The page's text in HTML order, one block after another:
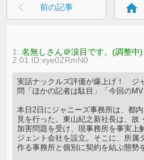
前の記事 home
1:名無しさん＠涙目です。(調整中)
2.01 ID:xye0ZRmN0
実話ナックルズ評価が爆上げ！ ジ
問「ほかの記者は駄目」「今回の
本日2日にジャニーズ事務所は、都
見を行った。東山紀之新社長は、故
加害問題を受け、現事務所を事実上
ジェント会社を設立。そこに、所属
作る事務所と個別に契約を結ぶ態勢